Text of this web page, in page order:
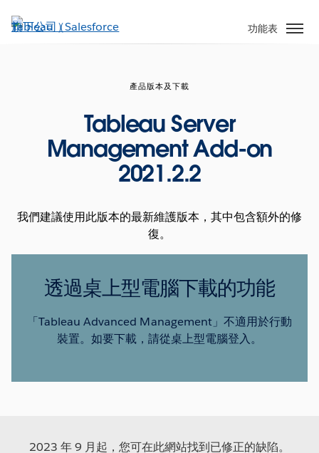
至
功能表
產品版本及下載
Tableau Server
Management Add-on
2021.2.2
我們建議使用此版本的最新維護版本，其中包含額外的修
復。
透過桌上型電腦下載的功能
「Tableau Advanced Management」不適用於行動
裝置。如要下載，請從桌上型電腦登入。
2023 年 9 月起，您可在此網站找到已修正的缺陷。